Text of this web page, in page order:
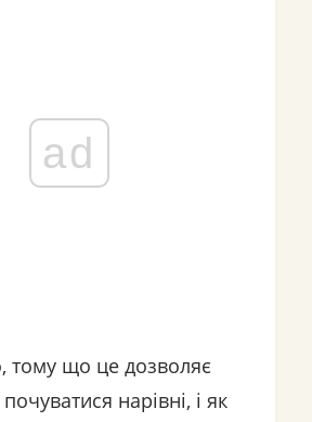
ad
тому що це дозволяє
нарівні, і як